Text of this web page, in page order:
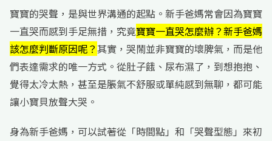
寶寶的哭聲，是與世界溝通的起點。新手爸媽常會因為寶寶
一直哭而感到手足無措，究竟寶寶一直哭怎麼辦？新手爸媽
該怎麼判斷原因呢？其實，哭鬧並非寶寶的壞脾氣，而是他
們表達需求的唯一方式。從肚子餓、尿布濕了，到想抱抱、
覺得太冷太熱，甚至是脹氣不舒服或單純感到無聊，都可能
讓小寶貝放聲大哭。
身為新手爸媽，可以試著從「時間點」和「哭聲型態」來初